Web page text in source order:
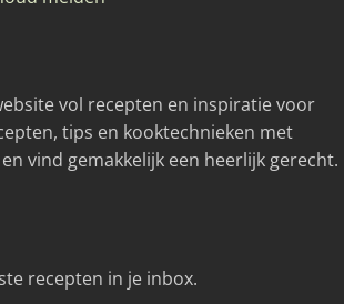
vol recepten en inspiratie voor
tips en kooktechnieken met
vind gemakkelijk een heerlijk gerecht.
recepten in je inbox.